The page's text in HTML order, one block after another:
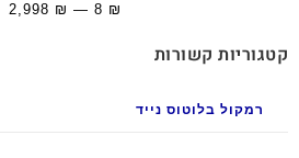
₪
8
—
₪
2,998
קטגוריות קשורות
רמקול בלוטוס נייד